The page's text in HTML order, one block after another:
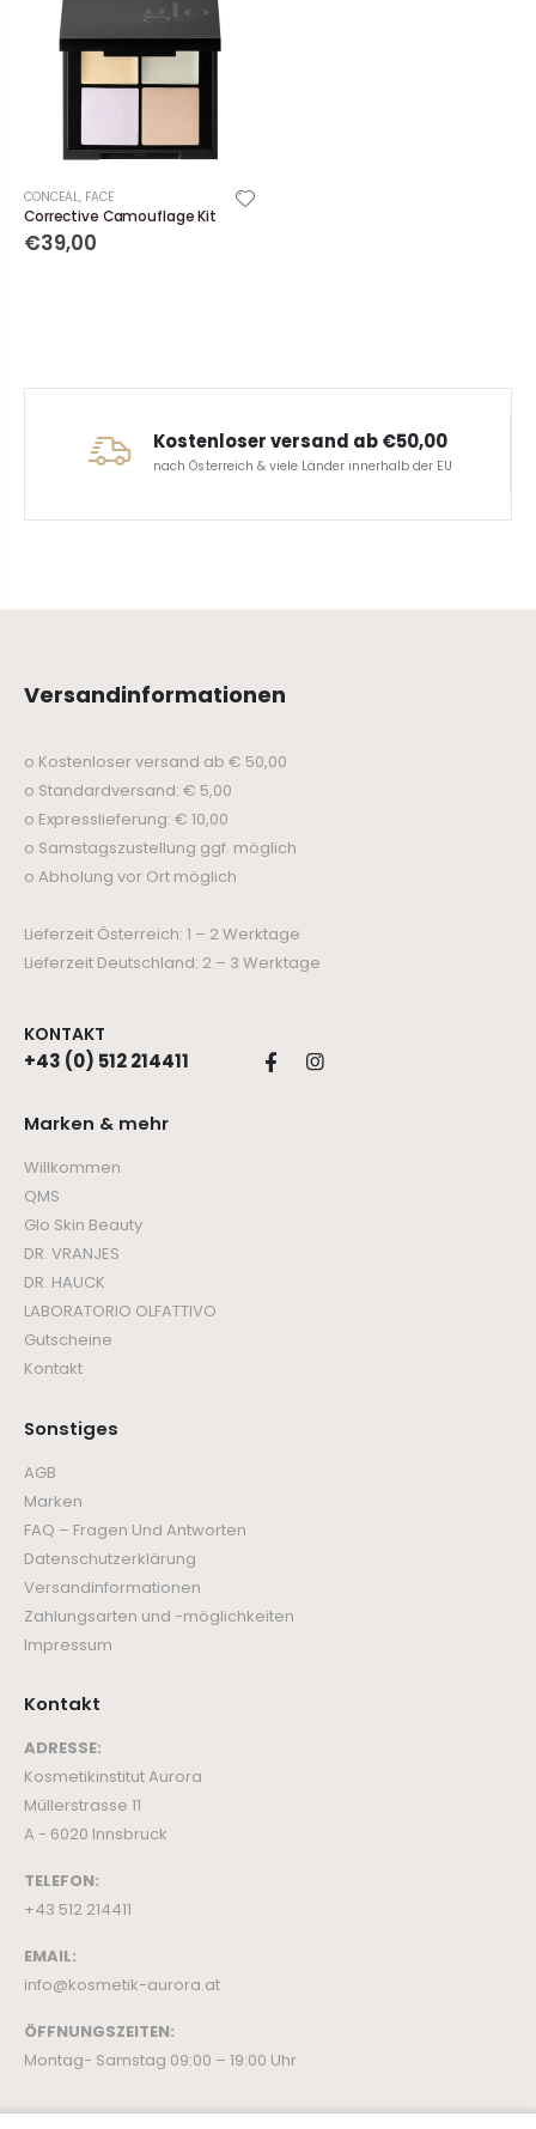
CONCEAL, FACE
Corrective Camouflage Kit
€39,00
Kostenloser versand ab €50,00
nach Österreich & viele Länder innerhalb der EU
Versandinformationen
o Kostenloser versand ab € 50,00
o Standardversand: € 5,00
o Expresslieferung: € 10,00
o Samstagszustellung ggf. möglich
o Abholung vor Ort möglich
Lieferzeit Österreich: 1 – 2 Werktage
Lieferzeit Deutschland: 2 – 3 Werktage
KONTAKT
+43 (0) 512 214411
Marken & mehr
Willkommen
QMS
Glo Skin Beauty
DR. VRANJES
DR. HAUCK
LABORATORIO OLFATTIVO
Gutscheine
Kontakt
Sonstiges
AGB
Marken
FAQ – Fragen Und Antworten
Datenschutzerklärung
Versandinformationen
Zahlungsarten und -möglichkeiten
Impressum
Kontakt
ADRESSE:
Kosmetikinstitut Aurora
Müllerstrasse 11
A - 6020 Innsbruck
TELEFON:
+43 512 214411
EMAIL:
info@kosmetik-aurora.at
ÖFFNUNGSZEITEN:
Montag- Samstag 09:00 – 19:00 Uhr